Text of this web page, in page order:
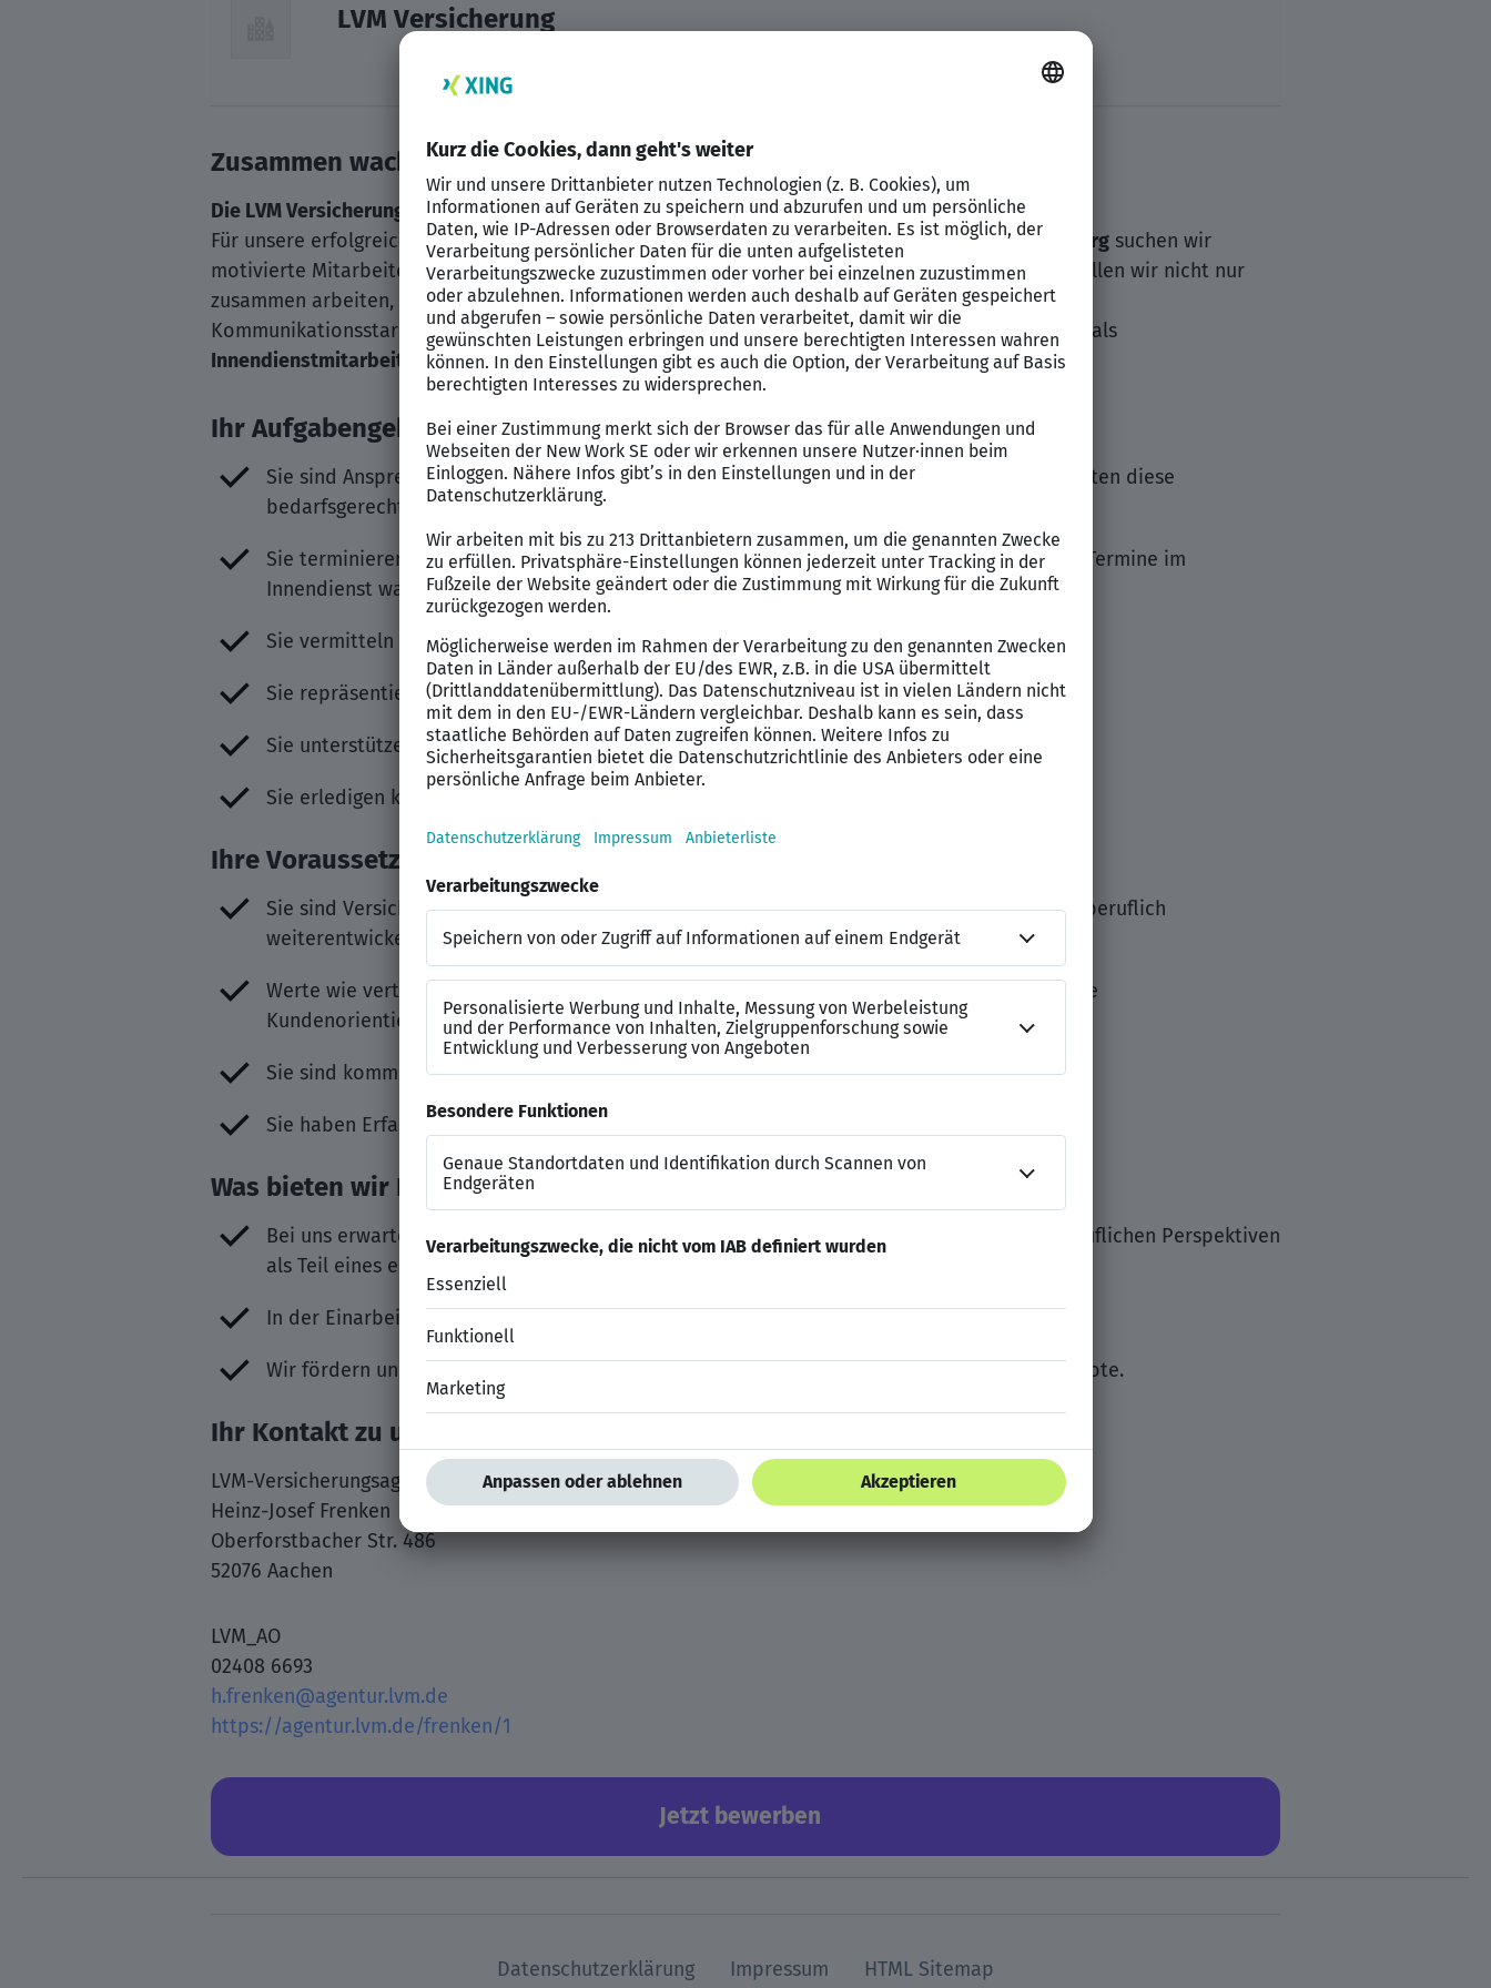
LVM Versicherung
Zusammen wachsen: Karriere mit der LVM
Die LVM Versicherung
Für unsere erfolgreiche LVM-Versicherungsagentur an unseren Standorten inAachenund Heinsberg suchen wir
motivierte Mitarbeitende, die sich und ihr Team nach vorne bringen wollen. Denn bei der LVM wollen wir nicht nur
zusammen arbeiten, wir wollen zusammen weiter wachsen.
Kommunikationsstarken, kundenorientierten Persönlichkeiten bieten wir sehr gute Perspektiven als
Innendienstmitarbeiter (m/w/d).
Ihr Aufgabengebiet
Sie sind Ansprechpartner, Vertrauensperson und Wegbegleiter für unsere Kunden und beraten diese
bedarfsgerecht und ganzheitlich.
Sie terminieren selbstständig und nehmen die daraus entstandenen vertriebsorientierten Termine im
Innendienst wahr.
Sie vermitteln die leistungsstarken Produkte der LVM.
Sie repräsentieren die LVM als Beratungs- und Servicekompetenz vor Ort.
Sie unterstützen die Agentur bei der Schadenregulierung vor Ort.
Sie erledigen klassische Büroaufgaben.
Ihre Voraussetzungen
Sie sind Versicherungskauffrau/-mann oder Versicherungsfachfrau/-mann und wollen sich beruflich
weiterentwickeln.
Werte wie vertrauensvolles Miteinander, faire bedarfsgerechte Beratung sowie ausgeprägte
Kundenorientierung sind Ihnen sehr wichtig.
Sie sind kommunikativ und haben Freude am Umgang mit Menschen.
Sie haben Erfahrungen im Umgang mit modernen Kommunikationsmitteln.
Was bieten wir Ihnen?
Bei uns erwartet Sie ein Angestelltenvertrag mit attraktiven Gehaltskomponenten und beruflichen Perspektiven
als Teil eines erfolgreichen Teams.
In der Einarbeitungsphase lernen Sie die Philosophie der LVM Versicherung kennen.
Wir fördern und unterstützen Ihr Engagement durch bedarfsgerechte Weiterbildungsangebote.
Ihr Kontakt zu uns
LVM-Versicherungsagentur Heinz-Josef Frenken
Heinz-Josef Frenken
Oberforstbacher Str. 486
52076 Aachen
LVM_AO
02408 6693
h.frenken@agentur.lvm.de
https://agentur.lvm.de/frenken/1
Jetzt bewerben
Datenschutzerklärung Impressum HTML Sitemap